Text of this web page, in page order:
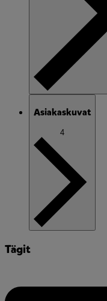
Asiakaskuvat
4
Tägit